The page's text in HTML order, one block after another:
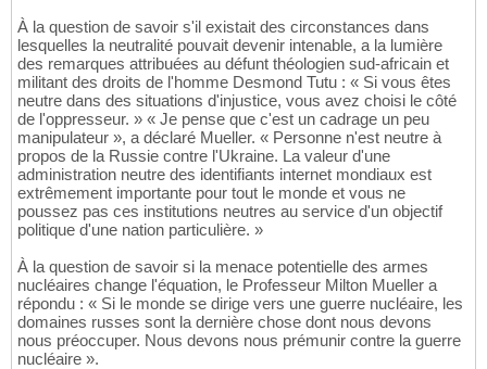
À la question de savoir s'il existait des circonstances dans
lesquelles la neutralité pouvait devenir intenable, a la lumière
des remarques attribuées au défunt théologien sud-africain et
militant des droits de l'homme Desmond Tutu : « Si vous êtes
neutre dans des situations d'injustice, vous avez choisi le côté
de l'oppresseur. » « Je pense que c'est un cadrage un peu
manipulateur », a déclaré Mueller. « Personne n'est neutre à
propos de la Russie contre l'Ukraine. La valeur d'une
administration neutre des identifiants internet mondiaux est
extrêmement importante pour tout le monde et vous ne
poussez pas ces institutions neutres au service d'un objectif
politique d'une nation particulière. »
À la question de savoir si la menace potentielle des armes
nucléaires change l'équation, le Professeur Milton Mueller a
répondu : « Si le monde se dirige vers une guerre nucléaire, les
domaines russes sont la dernière chose dont nous devons
nous préoccuper. Nous devons nous prémunir contre la guerre
nucléaire ».